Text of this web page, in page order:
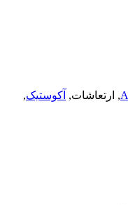
, ارتعاشات,آکوستیک,